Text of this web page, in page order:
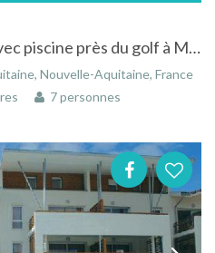
Résidence de tourisme avec piscine près du golf à Moliets-et-Maa dans les Landes en Aquitaine
Nouvelle-Aquitaine, France
7 personnes